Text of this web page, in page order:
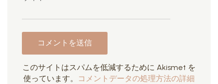
このサイトはスパムを低減するために Akismet を
使っています。
コメントデータの処理方法の詳細